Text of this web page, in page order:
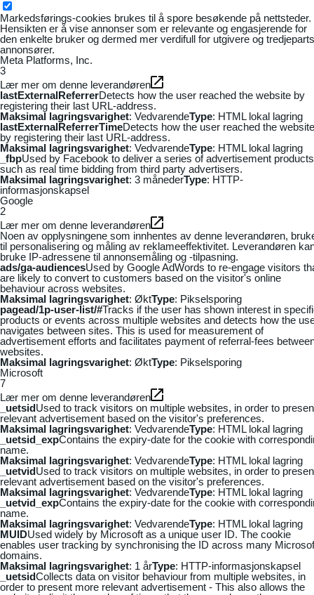
Markedsførings-cookies brukes til å spore besøkende på nettsteder.
Hensikten er å vise annonser som er relevante og engasjerende for
den enkelte bruker og dermed mer verdifull for utgivere og tredjeparts
annonsører.
Meta Platforms, Inc.
3
Lær mer om denne leverandøren
lastExternalReferrerDetects how the user reached the website by
registering their last URL-address.
Maksimal lagringsvarighet: VedvarendeType: HTML lokal lagring
lastExternalReferrerTimeDetects how the user reached the website
by registering their last URL-address.
Maksimal lagringsvarighet: VedvarendeType: HTML lokal lagring
_fbpUsed by Facebook to deliver a series of advertisement products
such as real time bidding from third party advertisers.
Maksimal lagringsvarighet: 3 månederType: HTTP-
informasjonskapsel
Google
2
Lær mer om denne leverandøren
Noen av opplysningene som innhentes av denne leverandøren,
til personalisering og måling av reklameeffektivitet. Leverandøren
bruke IP-adressene til annonsemåling og -tilpasning.
ads/ga-audiencesUsed by Google AdWords to re-engage visitors
are likely to convert to customers based on the visitor's online
behaviour across websites.
Maksimal lagringsvarighet: ØktType: Pikselsporing
pagead/1p-user-list/#Tracks if the user has shown interest in
products or events across multiple websites and detects how the
navigates between sites. This is used for measurement of
advertisement efforts and facilitates payment of referral-fees
websites.
Maksimal lagringsvarighet: ØktType: Pikselsporing
Microsoft
7
Lær mer om denne leverandøren
_uetsidUsed to track visitors on multiple websites, in order to
relevant advertisement based on the visitor's preferences.
Maksimal lagringsvarighet: VedvarendeType: HTML lokal lagring
_uetsid_expContains the expiry-date for the cookie with
name.
Maksimal lagringsvarighet: VedvarendeType: HTML lokal lagring
_uetvidUsed to track visitors on multiple websites, in order to
relevant advertisement based on the visitor's preferences.
Maksimal lagringsvarighet: VedvarendeType: HTML lokal lagring
_uetvid_expContains the expiry-date for the cookie with
name.
Maksimal lagringsvarighet: VedvarendeType: HTML lokal lagring
MUIDUsed widely by Microsoft as a unique user ID. The cookie
enables user tracking by synchronising the ID across many
domains.
Maksimal lagringsvarighet: 1 årType: HTTP-informasjonskapsel
_uetsidCollects data on visitor behaviour from multiple websites, in
order to present more relevant advertisement - This also allows the